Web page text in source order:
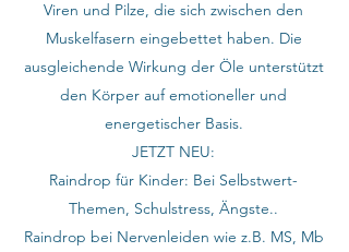
Viren und Pilze, die sich zwischen den
Muskelfasern eingebettet haben. Die
ausgleichende Wirkung der Öle unterstützt
den Körper auf emotioneller und
energetischer Basis.
JETZT NEU:
Raindrop für Kinder: Bei Selbstwert-
Themen, Schulstress, Ängste..
Raindrop bei Nervenleiden wie z.B. MS, Mb